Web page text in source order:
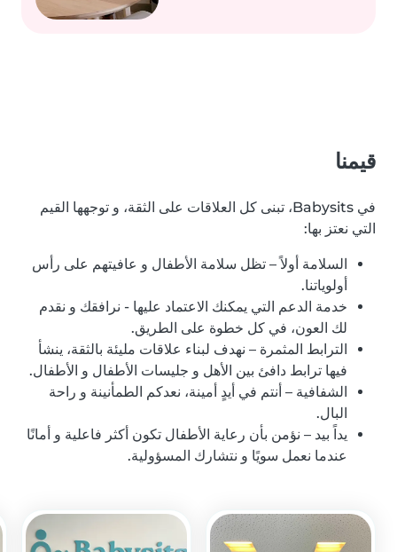
قيمنا
في Babysits، تبنى كل العلاقات على الثقة، و توجهها القيم
التي نعتز بها:
السلامة أولاً – تظل سلامة الأطفال و عافيتهم على رأس
أولوياتنا.
خدمة الدعم التي يمكنك الاعتماد عليها - نرافقك و نقدم
لك العون، في كل خطوة على الطريق.
الترابط المثمرة – نهدف لبناء علاقات مليئة بالثقة، ينشأ
فيها ترابط دافئ بين الأهل و جليسات الأطفال و الأطفال.
الشفافية – أنتم في أيدٍ أمينة، نعدكم الطمأنينة و راحة
البال.
يداً بيد – نؤمن بأن رعاية الأطفال تكون أكثر فاعلية و أمانًا
عندما نعمل سويًا و نتشارك المسؤولية.